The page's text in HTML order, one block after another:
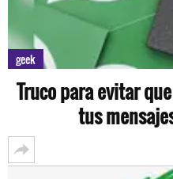
geek
Truco para evitar
tus